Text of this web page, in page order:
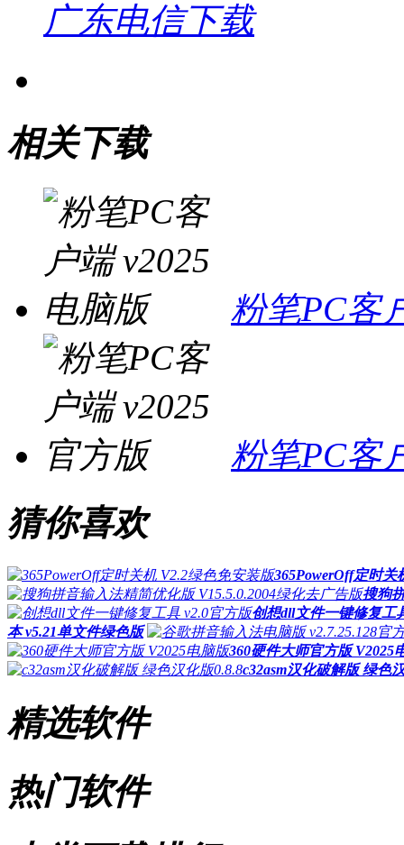
广东电信下载
相关下载
粉笔PC客
粉笔PC客
猜你喜欢
365PowerOff定时关
搜狗
创想dll文件一键修复工
本 v5.21单文件绿色版
360硬件大师官方版 V2025
c32asm汉化破解版 绿色
精选软件
热门软件